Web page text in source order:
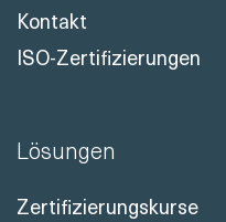
Kontakt
ISO-Zertifizierungen
Lösungen
Zertifizierungskurse